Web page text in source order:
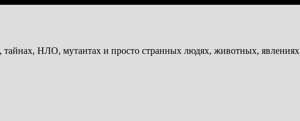
НЛО, мутантах и просто странных людях, животных, явлениях